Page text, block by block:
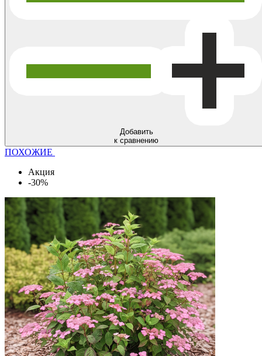
Добавить
к сравнению
ПОХОЖИЕ
Акция
-30%